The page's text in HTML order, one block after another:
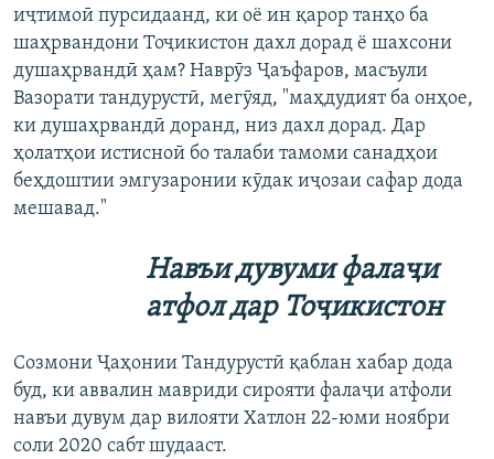
иҷтимоӣ пурсидаанд, ки оё ин қарор танҳо ба
шаҳрвандони Тоҷикистон дахл дорад ё шахсони
душаҳрвандӣ ҳам? Наврӯз Ҷаъфаров, масъули
Вазорати тандурустӣ, мегӯяд, "маҳдудият ба онҳое,
ки душаҳрвандӣ доранд, низ дахл дорад. Дар
ҳолатҳои истисноӣ бо талаби тамоми санадҳои
беҳдоштии эмгузаронии кӯдак иҷозаи сафар дода
мешавад."
Навъи дувуми фалаҷи
атфол дар Тоҷикистон
Созмони Ҷаҳонии Тандурустӣ қаблан хабар дода
буд, ки аввалин мавриди сирояти фалаҷи атфоли
навъи дувум дар вилояти Хатлон 22-юми ноябри
соли 2020 сабт шудааст.